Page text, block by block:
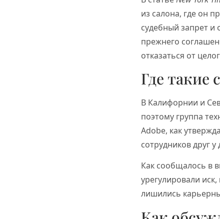
из салона, где он
судебный запрет и
прежнего
отказаться от
Где такие
В Калифорнии и
поэтому группа
Adobe, как
сотрудников друг у
Как сообщалось в
урегулировали
лишились